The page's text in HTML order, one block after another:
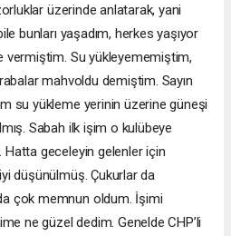
üzerinde anlatarak, yani
bunları yaşadım, herkes yaşıyor
vermiştim. Su yükleyememiştim,
mahvoldu demiştim. Sayın
su yükleme yerinin üzerine güneşi
Sabah ilk işim o kulübeye
geceleyin gelenler için
düşünülmüş. Çukurlar da
çok memnun oldum. İşimi
ne güzel dedim. Genelde CHP’li